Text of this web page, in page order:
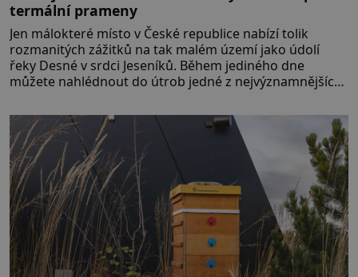
termální prameny
Jen málokteré místo v České republice nabízí tolik
rozmanitých zážitků na tak malém území jako údolí
řeky Desné v srdci Jeseníků. Během jediného dne
můžete nahlédnout do útrob jedné z nejvýznamnějších
hřebeny, projet se na koloběžce a den zakončit
poznáváním památek ve Velkých Losinách nebo v
termálním